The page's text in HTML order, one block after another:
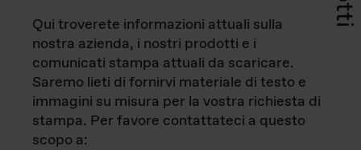
Qui troverete informazioni attuali sulla
nostra azienda, i nostri prodotti e i
comunicati stampa attuali da scaricare.
Saremo lieti di fornirvi materiale di testo e
immagini su misura per la vostra richiesta di
stampa. Per favore contattateci a questo
scopo a: